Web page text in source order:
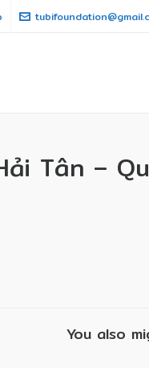
Tân –
You also